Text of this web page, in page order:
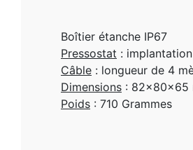
Boîtier étanche IP67
Pressostat :
Câble : longueur de 4
Dimensions : 82x80x65
Poids : 710 Grammes